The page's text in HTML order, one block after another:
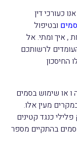
כעורכי דין
ובטיפול
, איך ומתי. אל
לרשותכם
החיסכון
ו או שימוש בסמים
מעין אלו.
כנגד קטינים
בהתקיים מספר